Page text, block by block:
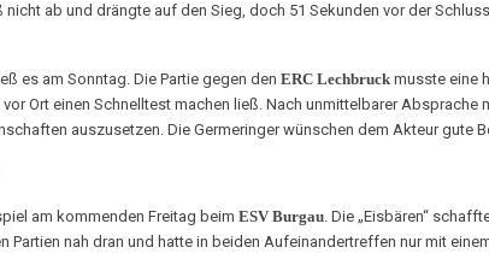
ab und drängte auf den Sieg, doch 51 Sekunden vor der
es am Sonntag. Die Partie gegen den ERC Lechbruck musste eine
Ort einen Schnelltest machen ließ. Nach unmittelbarer
auszusetzen. Die Germeringer wünschen dem Akteur gute
am kommenden Freitag beim ESV Burgau. Die „Eisbären“
Partien nah dran und hatte in beiden Aufeinandertreffen nur mit